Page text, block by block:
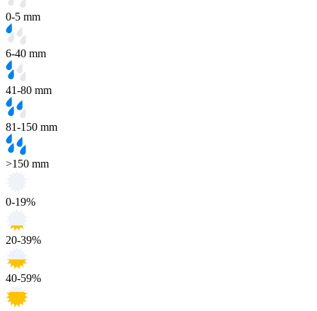
0-5 mm
6-40 mm
41-80 mm
81-150 mm
>150 mm
0-19%
20-39%
40-59%